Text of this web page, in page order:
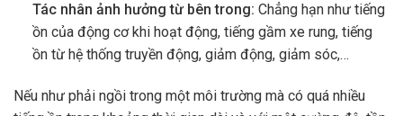
Tác nhân ảnh hưởng từ bên trong: Chẳng hạn như tiếng
ồn của động cơ khi hoạt động, tiếng gầm xe rung, tiếng
ồn từ hệ thống truyền động, giảm động, giảm sóc,…
Nếu như phải ngồi trong một môi trường mà có quá nhiều